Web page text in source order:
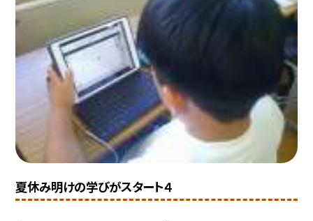
夏休み明けの学びがスタート４